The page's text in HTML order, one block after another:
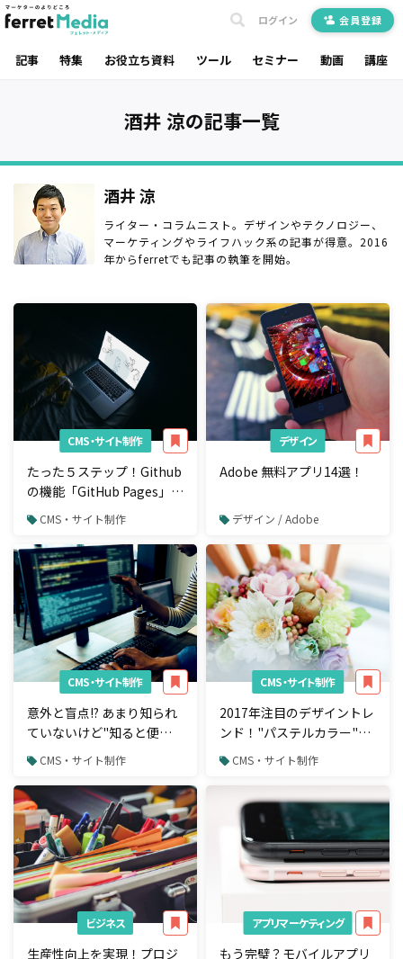
記事 特集 お役立ち資料 ツール セミナー 動画 講座
ログイン 会員登録
酒井 涼の記事一覧
酒井 涼
ライター・コラムニスト。デザインやテクノロジー、
マーケティングやライフハック系の記事が得意。2016
年からferretでも記事の執筆を開始。
CMS・サイト制作
たった５ステップ！Github
の機能「GitHub Pages」で
ホームページを制作しよう
CMS・サイト制作
デザイン
Adobe 無料アプリ14選！
デザイン / Adobe
CMS・サイト制作
意外と盲点!? あまり知られ
ていないけど"知ると便
利"なCSSプロパティ19選
CMS・サイト制作
CMS・サイト制作
2017年注目のデザイントレ
ンド！"パステルカラー"が
印象的なホームページ11選
CMS・サイト制作
ビジネス
生産性向上を実現！プロジ
アプリマーケティング
もう完璧？モバイルアプリ